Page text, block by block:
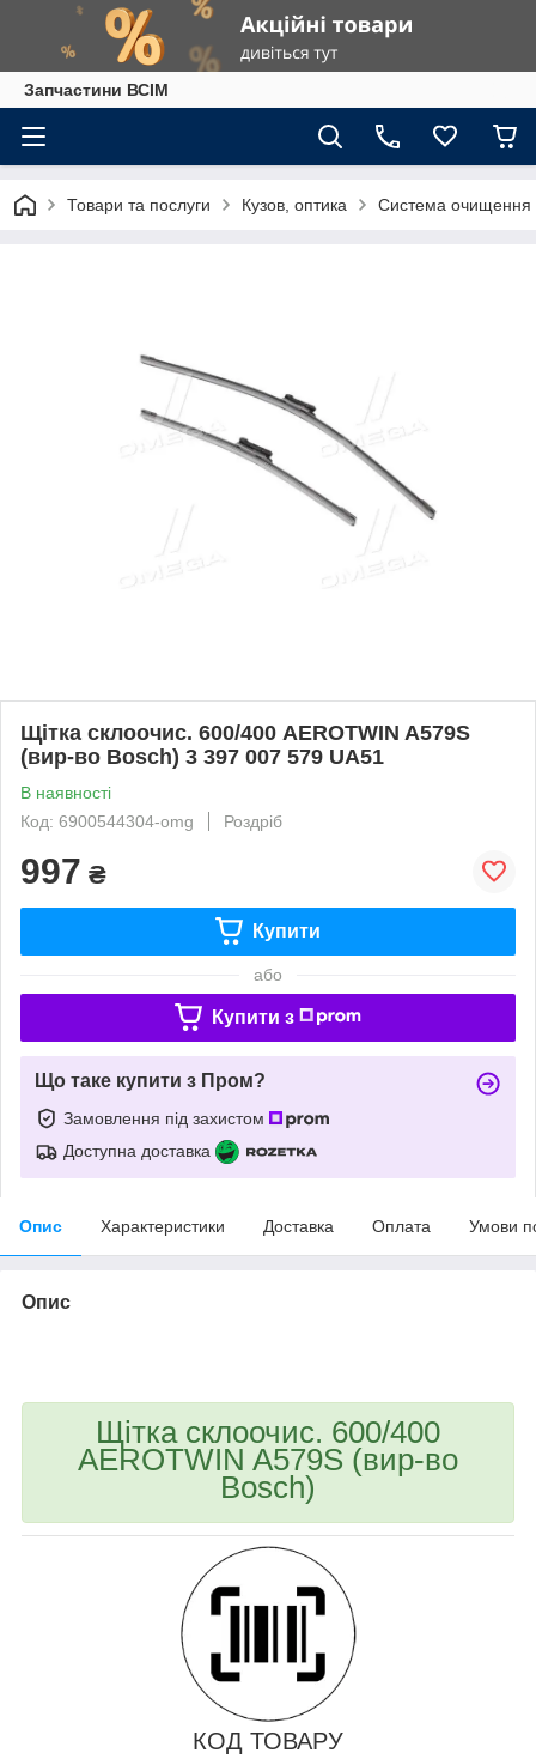
Запчастини ВСІМ
Товари та послуги Кузов, оптика Система очищення
Щітка склоочис. 600/400 AEROTWIN A579S
(вир-во Bosch) 3 397 007 579 UA51
В наявності
Код: 6900544304-omg
Роздріб
997 ₴
Купити
або
Купити з
Що таке купити з Пром?
Замовлення під захистом
Доступна доставка
Опис Характеристики Доставка Оплата Умови
Опис
Щітка склоочис. 600/400
AEROTWIN A579S (вир-во
Bosch)
КОД ТОВАРУ